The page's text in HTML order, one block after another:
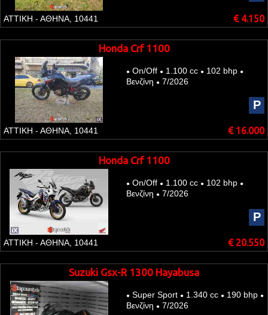
ΑΤΤΙΚΗ - ΑΘΗΝΑ, 10441 € 4.150
Honda Crf 1100
● On/Off ● 1.100 cc ● 102 bhp ●
Βενζίνη ● 7/2026
P
ΑΤΤΙΚΗ - ΑΘΗΝΑ, 10441 € 16.000
Honda Crf 1100
● On/Off ● 1.100 cc ● 102 bhp ●
Βενζίνη ● 7/2026
P
ΑΤΤΙΚΗ - ΑΘΗΝΑ, 10441 € 20.550
Suzuki Gsx-R 1300 Hayabusa
● Super Sport ● 1.340 cc ● 190 bhp ●
Βενζίνη ● 7/2026